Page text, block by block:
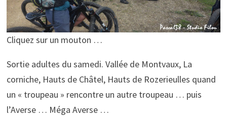
Cliquez sur un mouton …
Sortie adultes du samedi. Vallée de Montvaux, La
corniche, Hauts de Châtel, Hauts de Rozerieulles quand
un « troupeau » rencontre un autre troupeau … puis
l’Averse … Méga Averse …